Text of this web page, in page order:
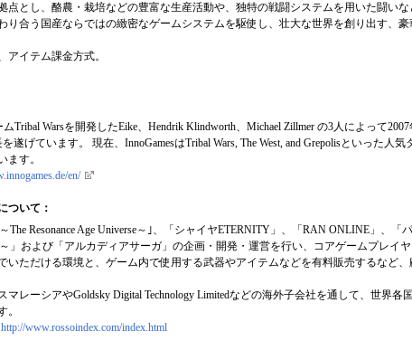
点とし、酪農・栽培などの豊富な生産活動や、独特の戦闘システムを用いた闘いな
り合う国産ならではの緻密なゲームシステムを駆使し、壮大な世界を創り出す、
アイテム課金方式。
ムTribal Warsを開発したEike、Hendrik Klindworth、Michael Zillmer の3人によって
遂げています。 現在、InnoGamesはTribal Wars, The West, and Grepolisといった人
ます。
en/
ついて：
The Resonance Age Universe～｣、「シャイヤETERNITY」、「RAN ONLINE」、
」および「アルカディアサーガ」の企画・開発・運営を行い、コアゲームプレイ
いただける環境と、ゲーム内で使用する武器やアイテムなどを有料販売するなど
マレーシアやGoldsky Digital Technology Limitedなどの海外子会社を通して、世界各
。
http://www.rossoindex.com/index.html